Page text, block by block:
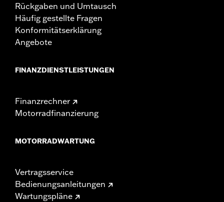
Rückgaben und Umtausch
Häufig gestellte Fragen
Konformitätserklärung
Angebote
FINANZDIENSTLEISTUNGEN
Finanzrechner
Motorradfinanzierung
MOTORRADWARTUNG
Vertragsservice
Bedienungsanleitungen
Wartungspläne